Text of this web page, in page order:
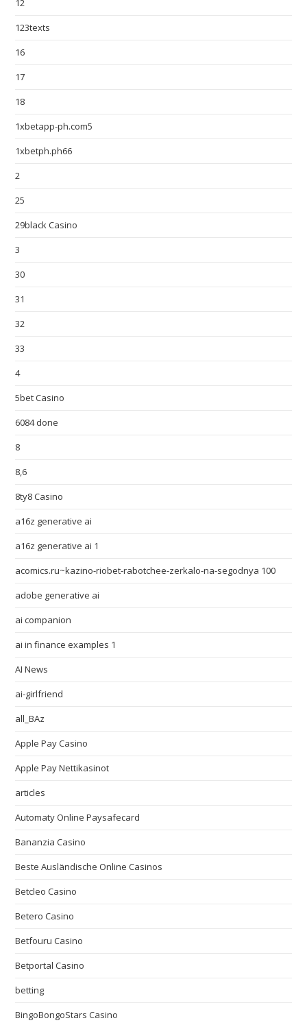
12
123texts
16
17
18
1xbetapp-ph.com5
1xbetph.ph66
2
25
29black Casino
3
30
31
32
33
4
5bet Casino
6084 done
8
8,6
8ty8 Casino
a16z generative ai
a16z generative ai 1
acomics.ru~kazino-riobet-rabotchee-zerkalo-na-segodnya 100
adobe generative ai
ai companion
ai in finance examples 1
AI News
ai-girlfriend
all_BAz
Apple Pay Casino
Apple Pay Nettikasinot
articles
Automaty Online Paysafecard
Bananzia Casino
Beste Ausländische Online Casinos
Betcleo Casino
Betero Casino
Betfouru Casino
Betportal Casino
betting
BingoBongoStars Casino